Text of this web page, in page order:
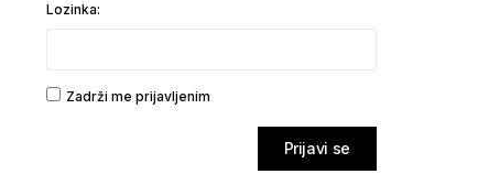
Lozinka:
Zadrži me prijavljenim
Prijavi se